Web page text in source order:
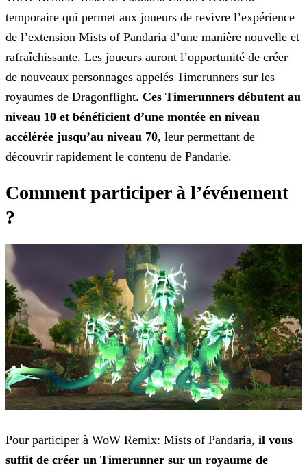
temporaire qui permet aux joueurs de revivre l’expérience
de l’extension Mists of Pandaria d’une manière nouvelle et
rafraîchissante. Les joueurs auront l’opportunité de créer
de nouveaux personnages appelés Timerunners sur les
royaumes de Dragonflight. Ces Timerunners débutent au
niveau 10 et bénéficient d’une montée en niveau
accélérée jusqu’au niveau 70, leur permettant de
découvrir rapidement le contenu de Pandarie.
Comment participer à l’événement
?
Pour participer à WoW Remix: Mists of Pandaria, il vous
suffit de créer un Timerunner sur un royaume de